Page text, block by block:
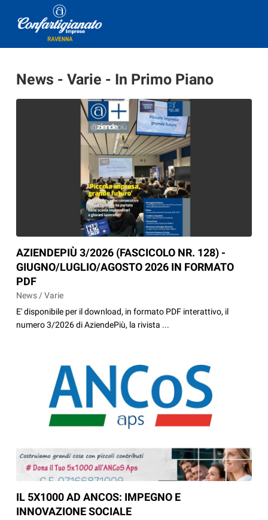
News - Varie - In Primo Piano
AZIENDEPIÙ 3/2026 (FASCICOLO NR. 128) -
GIUGNO/LUGLIO/AGOSTO 2026 IN FORMATO
PDF
News / Varie
E' disponibile per il download, in formato PDF interattivo, il
numero 3/2026 di AziendePiù, la rivista ...
IL 5X1000 AD ANCOS: IMPEGNO E
INNOVAZIONE SOCIALE